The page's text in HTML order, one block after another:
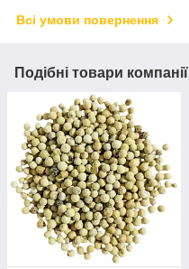
Всі умови повернення
Подібні товари компанії